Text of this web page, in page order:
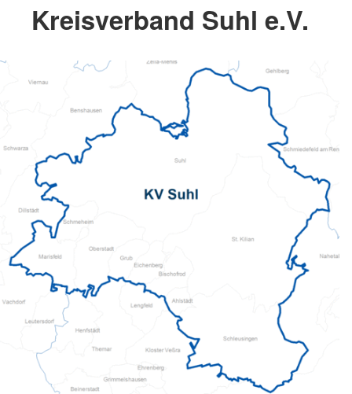
Kreisverband Suhl e.V.